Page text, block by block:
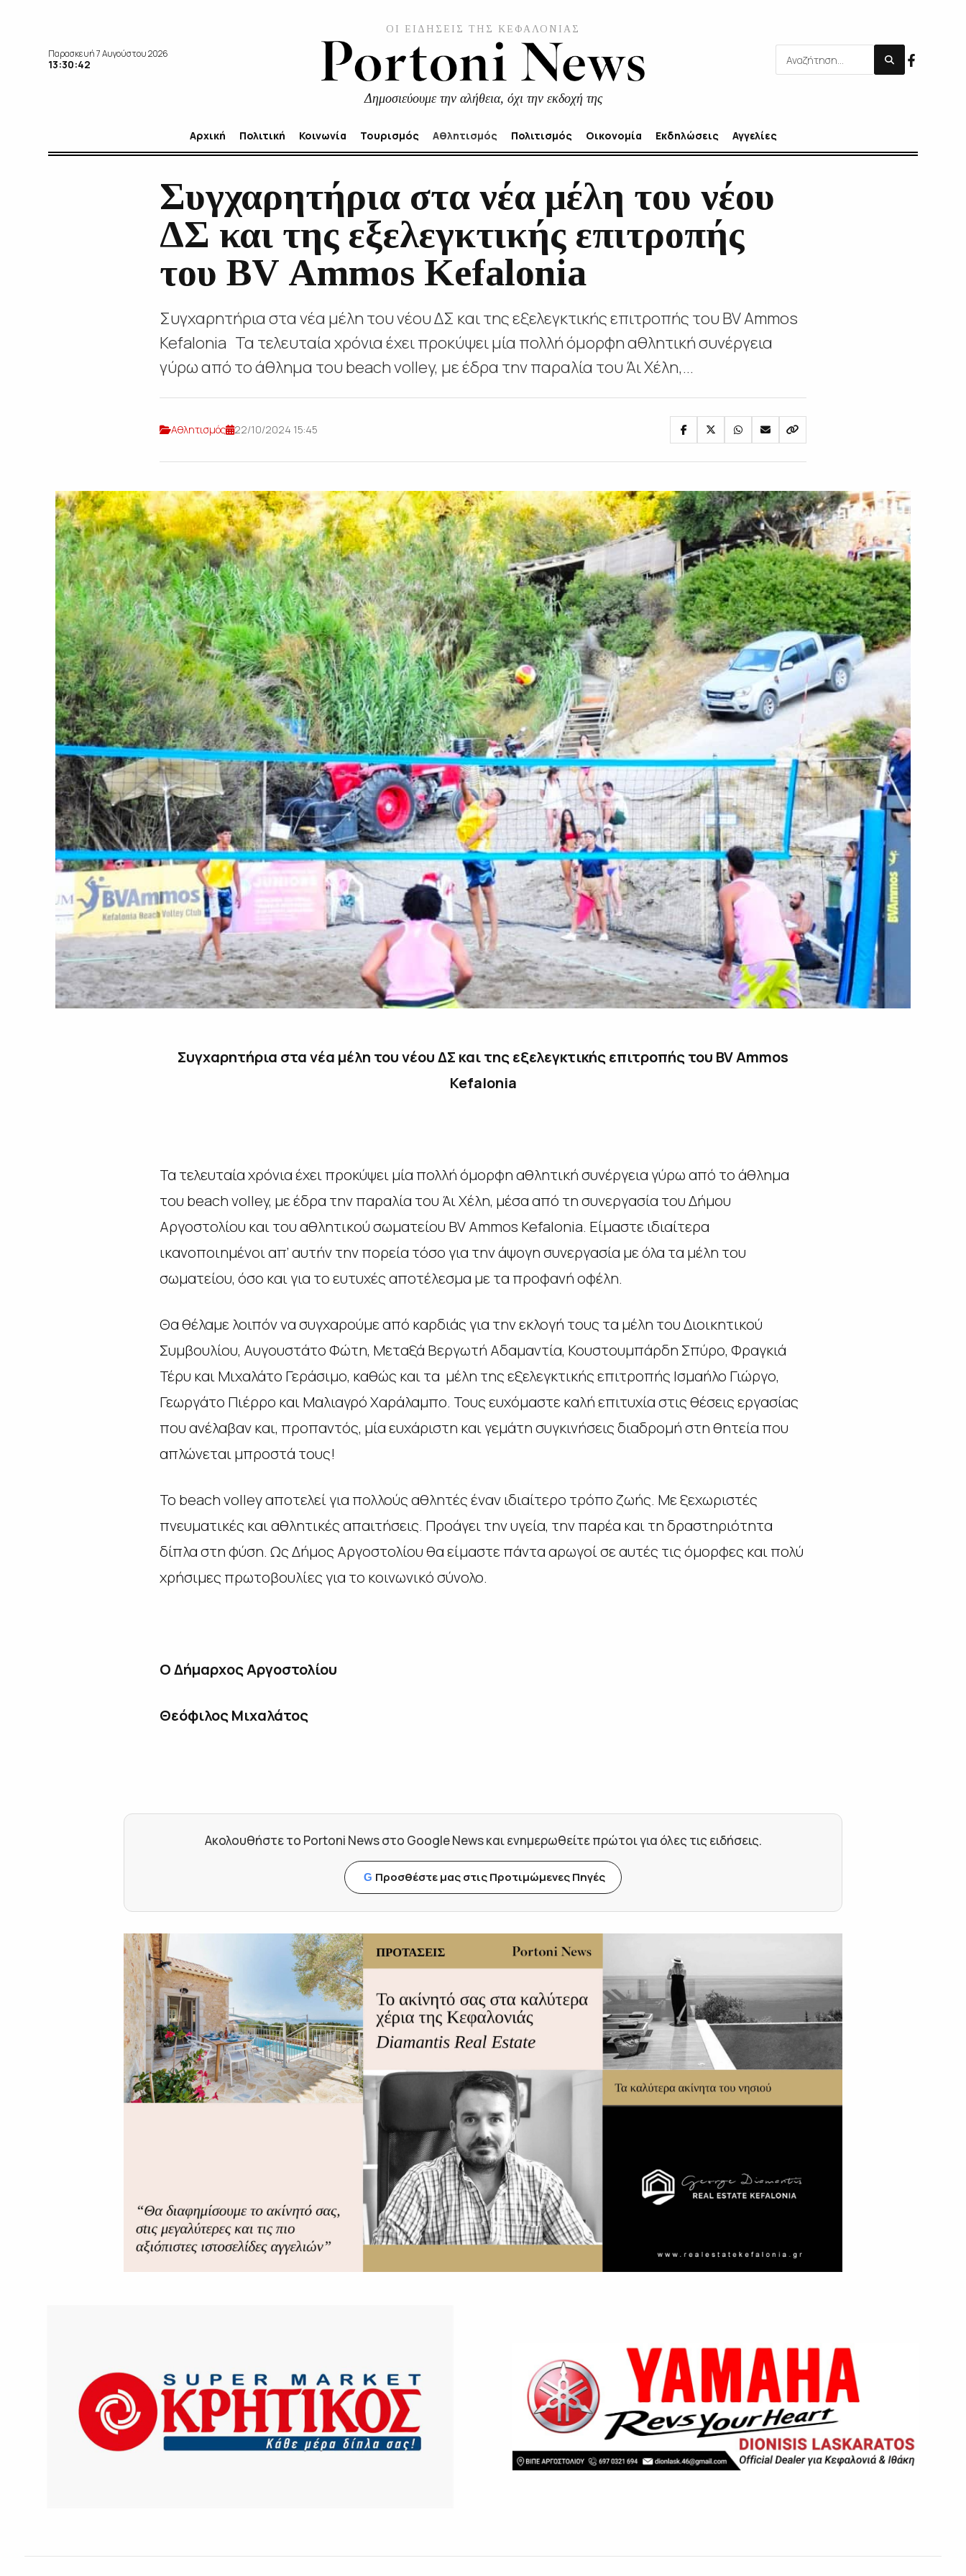
Παρασκευή 7 Αυγούστου 2026
13:30:43
ΟΙ ΕΙΔΗΣΕΙΣ ΤΗΣ ΚΕΦΑΛΟΝΙΑΣ
Δημοσιεύουμε την αλήθεια, όχι την εκδοχή της
Αρχική Πολιτική Κοινωνία Τουρισμός Αθλητισμός Πολιτισμός Οικονομία Εκδηλώσεις Αγγελίες
Συγχαρητήρια στα νέα μέλη του νέου
ΔΣ και της εξελεγκτικής επιτροπής
του BV Αmmos Kefalonia
Συγχαρητήρια στα νέα μέλη του νέου ΔΣ και της εξελεγκτικής επιτροπής του BV Αmmos
Kefalonia Τα τελευταία χρόνια έχει προκύψει μία πολλή όμορφη αθλητική συνέργεια
γύρω από το άθλημα του beach volley, με έδρα την παραλία του Άι Χέλη,...
Αθλητισμός 22/10/2024 15:45
Συγχαρητήρια στα νέα μέλη του νέου ΔΣ και της εξελεγκτικής επιτροπής του BV Αmmos
Kefalonia
Τα τελευταία χρόνια έχει προκύψει μία πολλή όμορφη αθλητική συνέργεια γύρω από το άθλημα
του beach volley, με έδρα την παραλία του Άι Χέλη, μέσα από τη συνεργασία του Δήμου
Αργοστολίου και του αθλητικού σωματείου BV Αmmos Kefalonia. Είμαστε ιδιαίτερα
ικανοποιημένοι απ’ αυτήν την πορεία τόσο για την άψογη συνεργασία με όλα τα μέλη του
σωματείου, όσο και για το ευτυχές αποτέλεσμα με τα προφανή οφέλη.
Θα θέλαμε λοιπόν να συγχαρούμε από καρδιάς για την εκλογή τους τα μέλη του Διοικητικού
Συμβουλίου, Αυγουστάτο Φώτη, Μεταξά Βεργωτή Αδαμαντία, Κουστουμπάρδη Σπύρο, Φραγκιά
Τέρυ και Μιχαλάτο Γεράσιμο, καθώς και τα μέλη της εξελεγκτικής επιτροπής Ισμαήλο Γιώργο,
Γεωργάτο Πιέρρο και Μαλιαγρό Χαράλαμπο. Τους ευχόμαστε καλή επιτυχία στις θέσεις εργασίας
που ανέλαβαν και, προπαντός, μία ευχάριστη και γεμάτη συγκινήσεις διαδρομή στη θητεία που
απλώνεται μπροστά τους!
Το beach volley αποτελεί για πολλούς αθλητές έναν ιδιαίτερο τρόπο ζωής. Με ξεχωριστές
πνευματικές και αθλητικές απαιτήσεις. Προάγει την υγεία, την παρέα και τη δραστηριότητα
δίπλα στη φύση. Ως Δήμος Αργοστολίου θα είμαστε πάντα αρωγοί σε αυτές τις όμορφες και πολύ
χρήσιμες πρωτοβουλίες για το κοινωνικό σύνολο.
Ο Δήμαρχος Αργοστολίου
Θεόφιλος Μιχαλάτος
Ακολουθήστε το Portoni News στο Google News και ενημερωθείτε πρώτοι για όλες τις ειδήσεις.
G Προσθέστε μας στις Προτιμώμενες Πηγές